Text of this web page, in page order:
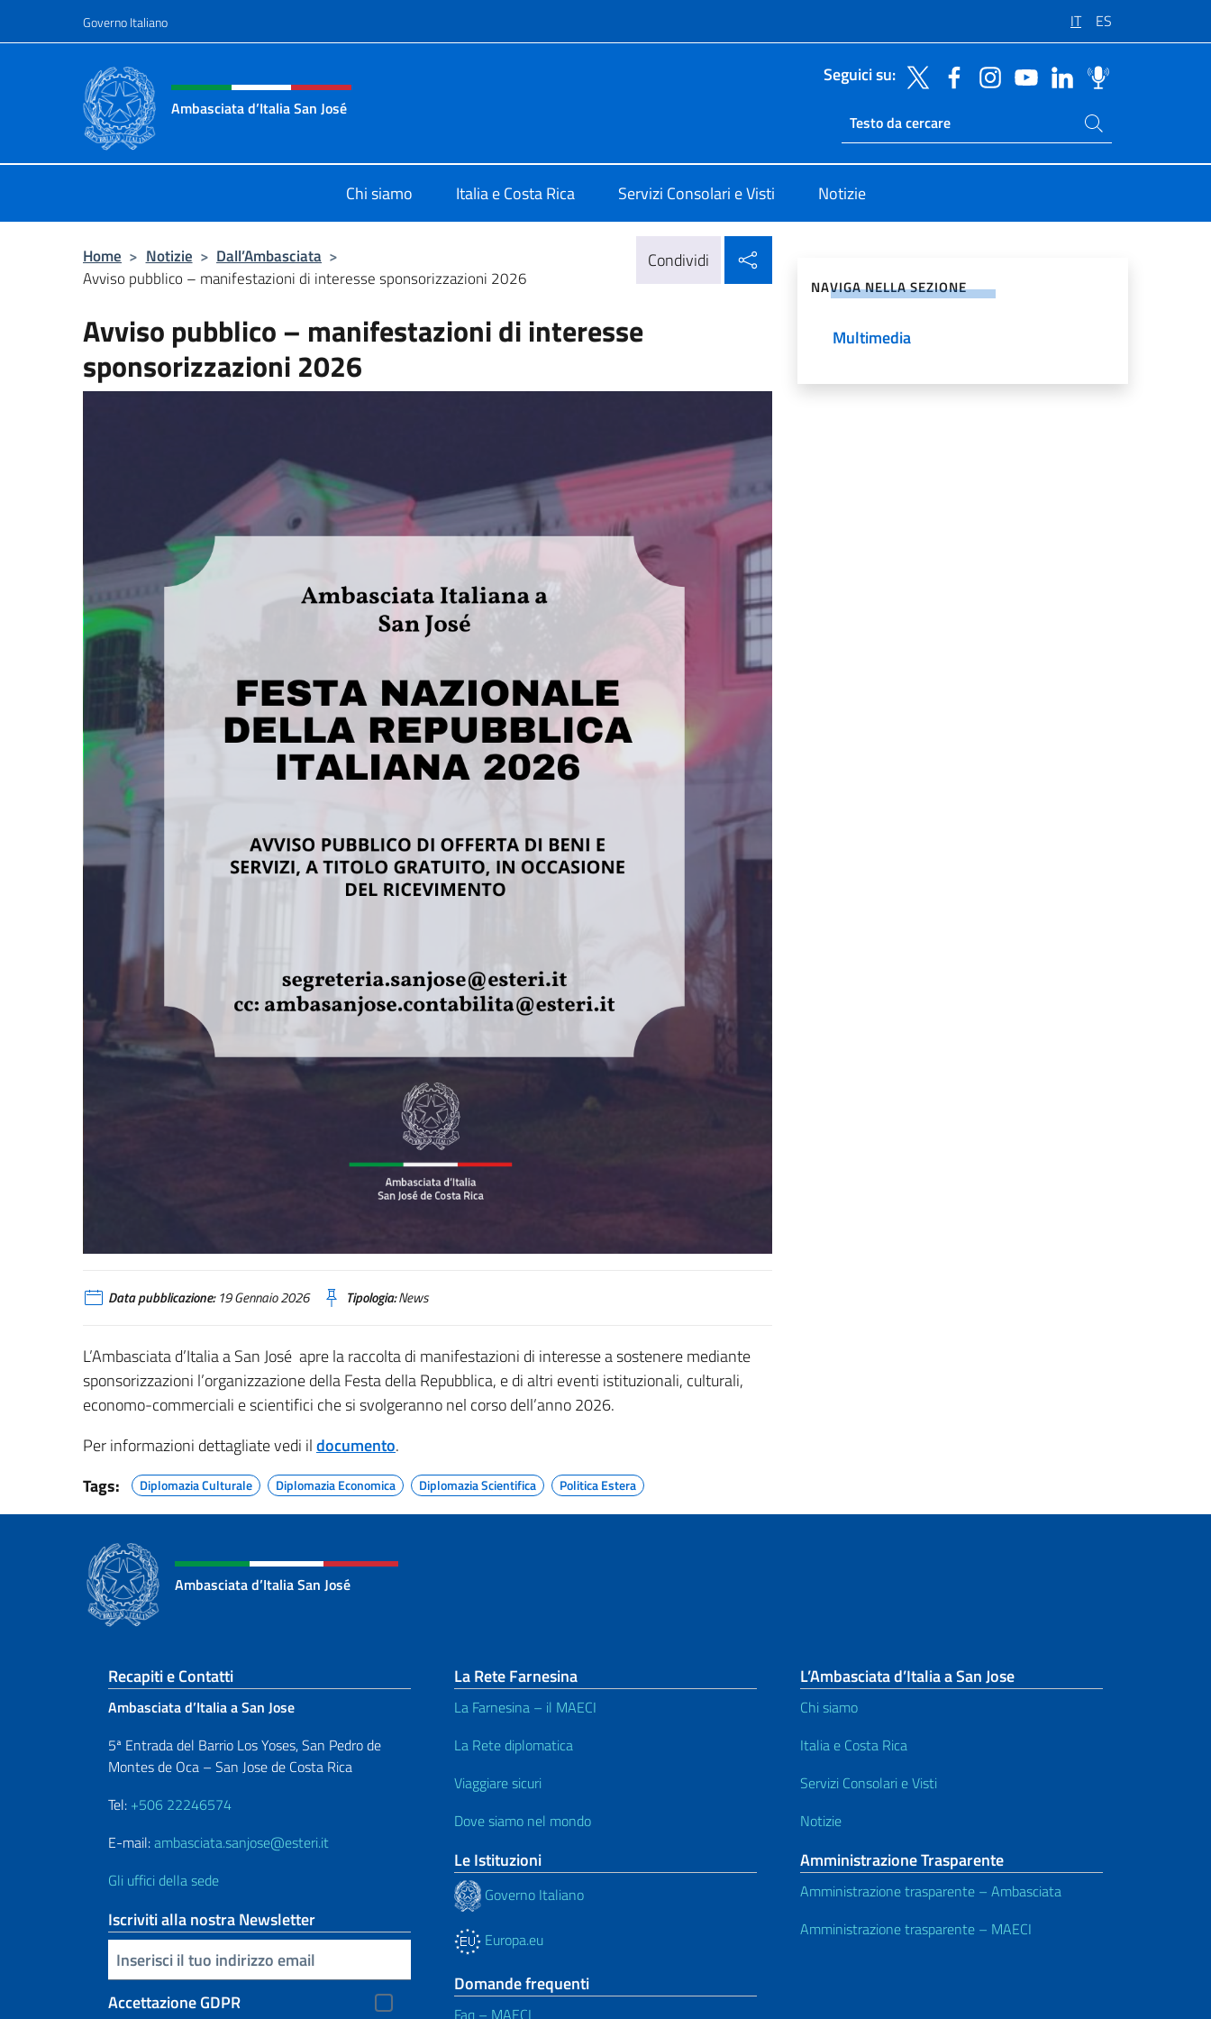
Governo Italiano IT ES
Intestazione sito, social e menù
Ambasciata d’Italia San José
Seguici su:
Ricerca sito live
Cerca nel sito
Chi siamo Italia e Costa Rica Servizi Consolari e Visti Notizie
Home > Notizie > Dall’Ambasciata >
Avviso pubblico – manifestazioni di interesse sponsorizzazioni 2026
Condividi
Avviso pubblico – manifestazioni di interesse
sponsorizzazioni 2026
Data pubblicazione:19 Gennaio 2026 Tipologia:News
L’Ambasciata d’Italia a San José apre la raccolta di manifestazioni di interesse a sostenere mediante
sponsorizzazioni l’organizzazione della Festa della Repubblica, e di altri eventi istituzionali, culturali,
economo-commerciali e scientifici che si svolgeranno nel corso dell’anno 2026.
Per informazioni dettagliate vedi ildocumento.
Tags:
Diplomazia Culturale Diplomazia Economica Diplomazia Scientifica Politica Estera
NAVIGA NELLA SEZIONE
Multimedia
Ambasciata d’Italia San José
Sezione footer
Recapiti e Contatti
Ambasciata d’Italia a San Jose
5ª Entrada del Barrio Los Yoses, San Pedro de
Montes de Oca – San Jose de Costa Rica
Tel: +506 22246574
E-mail:ambasciata.sanjose@esteri.it
Gli uffici della sede
Iscriviti alla nostra Newsletter
Inserisci la tua email
Accettazione GDPR
La Rete Farnesina
La Farnesina – il MAECI
La Rete diplomatica
Viaggiare sicuri
Dove siamo nel mondo
Le Istituzioni
Governo Italiano
Europa.eu
Domande frequenti
Faq – MAECI
L’Ambasciata d’Italia a San Jose
Chi siamo
Italia e Costa Rica
Servizi Consolari e Visti
Notizie
Amministrazione Trasparente
Amministrazione trasparente – Ambasciata
Amministrazione trasparente – MAECI